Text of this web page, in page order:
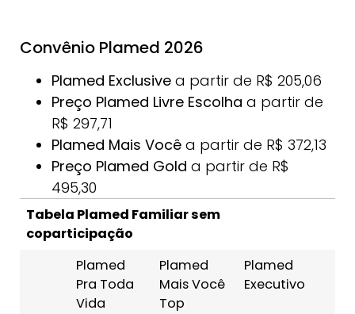
Convênio Plamed 2026
Plamed Exclusive a partir de R$ 205,06
Preço Plamed Livre Escolha a partir de
R$ 297,71
Plamed Mais Você a partir de R$ 372,13
Preço Plamed Gold a partir de R$
495,30
Tabela Plamed Familiar sem
coparticipação
Plamed
Pra Toda
Vida
Plamed
Mais Você
Top
Plamed
Executivo